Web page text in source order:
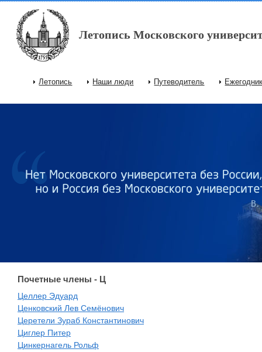
Перейти к основному содержанию
Летопись Московского
Главное меню
Летопись Наши люди Путеводитель
Почетные члены - Ц
Целлер Эдуард
Ценковский Лев Семёнович
Церетели Зураб Константинович
Циглер Питер
Цинкернагель Рольф